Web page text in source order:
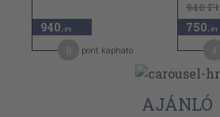
940 ,-Ft
pont kapható
940 Ft
750 ,-Ft
AJÁNLÓ